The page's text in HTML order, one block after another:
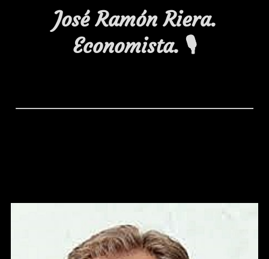
José Ramón Riera.
Economista. 🎙